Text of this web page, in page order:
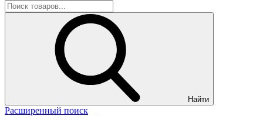
Найти
Расширенный поиск